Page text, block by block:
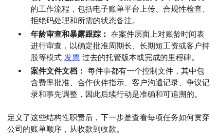
的工作流程，包括电子账单平台上传、合规性检查、
拒绝码处理和所需的状态备注。
年龄审查和暴露跟踪： 在案件层面上对账龄时间表
进行审查，以确定批准周期长、长期短工资或客户持
股等模式 发票 过去的托管版本或完成的里程碑。
案件文件文档： 每件事都有一个控制文件，其中包
含费率批准、合作伙伴指示、客户沟通记录、争议记
录和事先调整，因此后续行动是准确和可追溯的。
定义了这些结构性职责后，下一步是查看每项任务如何贯穿
公司的账单顺序，从收款到收款。